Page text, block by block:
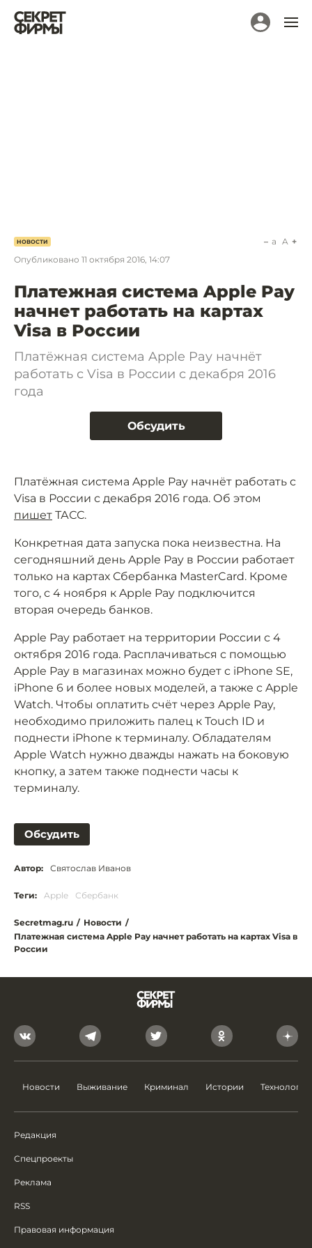
НОВОСТИ
Опубликовано 11 октября 2016, 14:07
a A
Платежная система Apple Pay
начнет работать на картах
Visa в России
Платёжная система Apple Pay начнёт
работать с Visa в России с декабря 2016
года
Обсудить
Платёжная система Apple Pay начнёт работать с
Visa в России с декабря 2016 года. Об этом
пишет ТАСС.
Конкретная дата запуска пока неизвестна. На
сегодняшний день Apple Pay в России работает
только на картах Сбербанка MasterCard. Кроме
того, с 4 ноября к Apple Pay подключится
вторая очередь банков.
Apple Pay работает на территории России с 4
октября 2016 года. Расплачиваться с помощью
Apple Pay в магазинах можно будет с iPhone SE,
iPhone 6 и более новых моделей, а также с Apple
Watch. Чтобы оплатить счёт через Apple Pay,
необходимо приложить палец к Touch ID и
поднести iPhone к терминалу. Обладателям
Apple Watch нужно дважды нажать на боковую
кнопку, а затем также поднести часы к
терминалу.
Обсудить
Автор: Святослав Иванов
Теги: Apple Сбербанк
Secretmag.ru / Новости /
Платежная система Apple Pay начнет работать на картах Visa в
России
Новости Выживание Криминал Истории Технологии
Редакция
Спецпроекты
Реклама
RSS
Правовая информация